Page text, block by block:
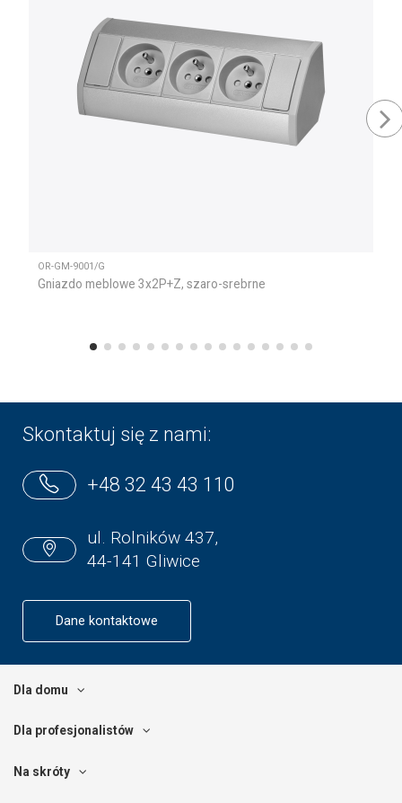
OR-GM-9001/G
Gniazdo meblowe 3x2P+Z, szaro-srebrne
Skontaktuj się z nami:
+48 32 43 43 110
ul. Rolników 437,
44-141 Gliwice
Dane kontaktowe
Dla domu
Dla profesjonalistów
Na skróty